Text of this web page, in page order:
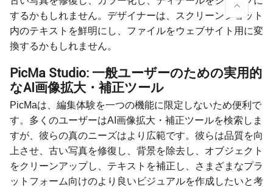
するかもしれません。デザイナーは、スクリーンショット
内のテキストを鮮明にし、ファイルをウェブサイト用に変
換するかもしれません。
PicMa Studio: 一般ユーザーのための実用的
なAI画像拡大・補正ツール
PicMaは、編集体験を一つの機能に限定しないため便利で
す。多くのユーザーはAI画像拡大・補正ツールを検索しま
すが、彼らの真のニーズはより広範です。彼らは品質を向
上させ、古い写真を修復し、背景を除去し、オブジェクト
をクリーンアップし、テキストを補正し、さまざまなプラ
ットフォーム向けのより良いビジュアルを作成したいと考